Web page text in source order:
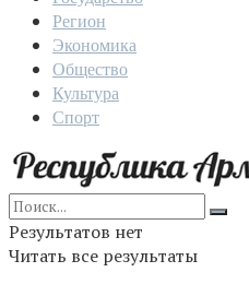
Регион
Экономика
Общество
Культура
Спорт
Результатов нет
Читать все результаты